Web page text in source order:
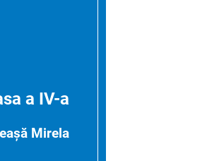
a IV-a
Mirela